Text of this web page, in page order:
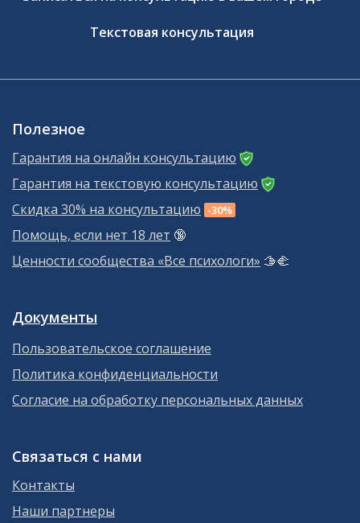
Текстовая консультация
Полезное
Гарантия на онлайн консультацию
Гарантия на текстовую консультацию
Скидка 30% на консультацию -30%
Помощь, если нет 18 лет 🔞
Ценности сообщества «Все психологи» 🫱‍🫲
Документы
Пользовательское соглашение
Политика конфиденциальности
Согласие на обработку персональных данных
Связаться с нами
Контакты
Наши партнеры